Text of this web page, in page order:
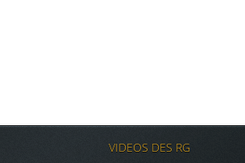
VIDEOS DES RG